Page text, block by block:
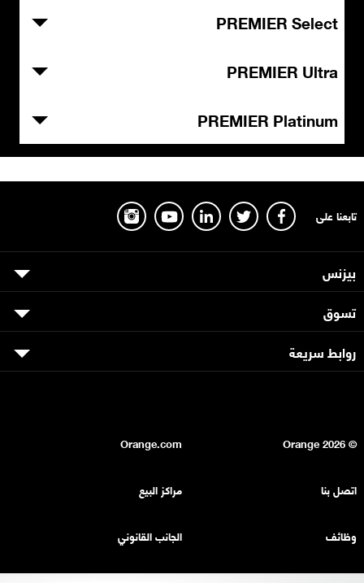
PREMIER Select
PREMIER Ultra
PREMIER Platinum
تابعنا على
بيزنس
تسوق
روابط سريعة
© Orange
2026
Orange.com
اتصل بنا مراكز البيع
وظائف الجانب القانوني